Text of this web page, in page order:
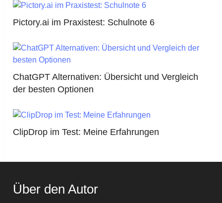
Pictory.ai im Praxistest: Schulnote 6
ChatGPT Alternativen: Übersicht und Vergleich
der besten Optionen
ClipDrop im Test: Meine Erfahrungen
Über den Autor